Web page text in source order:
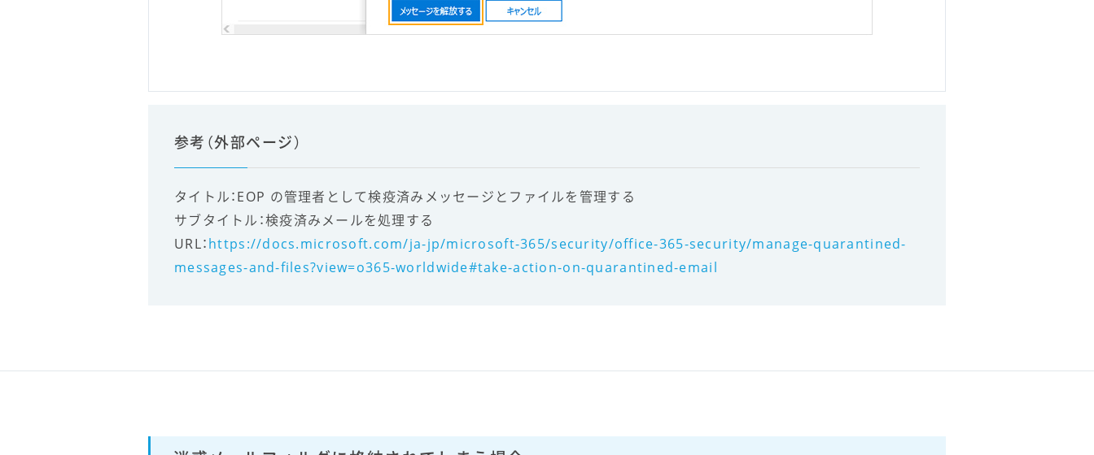
参考（外部ページ）
タイトル：EOP の管理者として検疫済みメッセージとファイルを管理する
サブタイトル：検疫済みメールを処理する
URL：https://docs.microsoft.com/ja-jp/microsoft-365/security/office-365-security/manage-quarantined-
messages-and-files?view=o365-worldwide#take-action-on-quarantined-email